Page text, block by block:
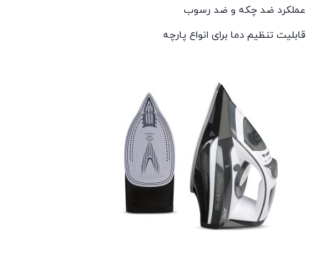
عملکرد ضد چکه و ضد رسوب
قابلیت تنظیم دما برای انواع پارچه